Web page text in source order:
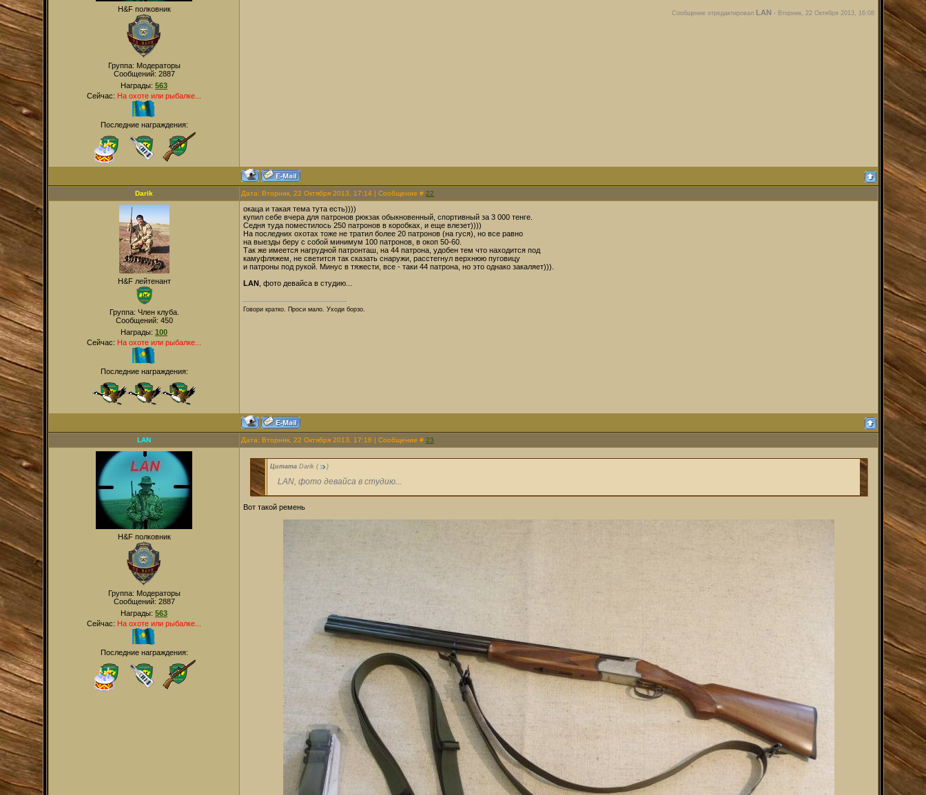
H&F полковник
Группа: Модераторы
Сообщений: 2887
Награды: 563
Сейчас: На охоте или рыбалке...
Последние награждения:
Сообщение отредактировал LAN - Вторник, 22 Октября 2013, 16:08
Darik Дата: Вторник, 22 Октября 2013, 17:14 | Сообщение # 22
H&F лейтенант
Группа: Член клуба.
Сообщений: 450
Награды: 100
Сейчас: На охоте или рыбалке...
Последние награждения:
окаца и такая тема тута есть))))
купил себе вчера для патронов рюкзак обыкновенный, спортивный за 3 000 тенге.
Седня туда поместилось 250 патронов в коробках, и еще влезет))))
На последних охотах тоже не тратил более 20 патронов (на гуся), но все равно
на выезды беру с собой минимум 100 патронов, в окоп 50-60.
Так же имеется нагрудной патронташ, на 44 патрона, удобен тем что находится под
камуфляжем, не светится так сказать снаружи, расстегнул верхнюю пуговицу
и патроны под рукой. Минус в тяжести, все - таки 44 патрона, но это однако закаляет))).
LAN , фото девайса в студию...
Говори кратко. Проси мало. Уходи борзо.
LAN Дата: Вторник, 22 Октября 2013, 17:16 | Сообщение # 23
H&F полковник
Группа: Модераторы
Сообщений: 2887
Награды: 563
Сейчас: На охоте или рыбалке...
Последние награждения:
Цитата Darik ( )
LAN, фото девайса в студию...
Вот такой ремень